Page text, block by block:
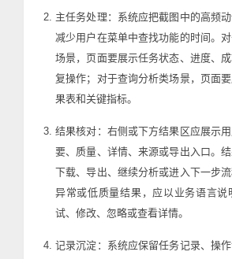
主任务处理：系统应把截图中的高频动
减少用户在菜单中查找功能的时间。
场景，页面要展示任务状态、进度、
复操作；对于查询分析类场景，页面
果表和关键指标。
结果核对：右侧或下方结果区应展示
要、质量、详情、来源或导出入口。结
下载、导出、继续分析或进入下一步流
异常或低质量结果，应以业务语言说
试、修改、忽略或查看详情。
记录沉淀：系统应保留任务记录、操